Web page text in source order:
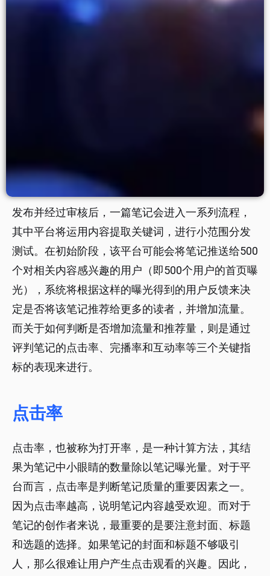
发布并经过审核后，一篇笔记会进入一系列流程，
其中平台将运用内容提取关键词，进行小范围分发
测试。在初始阶段，该平台可能会将笔记推送给500
个对相关内容感兴趣的用户（即500个用户的首页曝
光），系统将根据这样的曝光得到的用户反馈来决
定是否将该笔记推荐给更多的读者，并增加流量。
而关于如何判断是否增加流量和推荐量，则是通过
评判笔记的点击率、完播率和互动率等三个关键指
标的表现来进行。
点击率
点击率，也被称为打开率，是一种计算方法，其结
果为笔记中小眼睛的数量除以笔记曝光量。对于平
台而言，点击率是判断笔记质量的重要因素之一。
因为点击率越高，说明笔记内容越受欢迎。而对于
笔记的创作者来说，最重要的是要注意封面、标题
和选题的选择。如果笔记的封面和标题不够吸引
人，那么很难让用户产生点击观看的兴趣。因此，